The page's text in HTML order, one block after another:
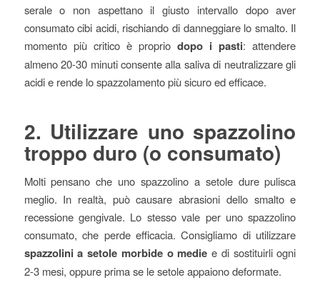
serale o non aspettano il giusto intervallo dopo aver
consumato cibi acidi, rischiando di danneggiare lo smalto. Il
momento più critico è propriodopo i pasti: attendere
almeno 20-30 minuti consente alla saliva di neutralizzare gli
acidi e rende lo spazzolamento più sicuro ed efficace.
2. Utilizzare uno spazzolino
troppo duro (o consumato)
Molti pensano che uno spazzolino a setole dure pulisca
meglio. In realtà, può causare abrasioni dello smalto e
recessione gengivale. Lo stesso vale per uno spazzolino
consumato, che perde efficacia. Consigliamo di utilizzare
spazzolini a setole morbide o medie e di sostituirli ogni
2-3 mesi, oppure prima se le setole appaiono deformate.